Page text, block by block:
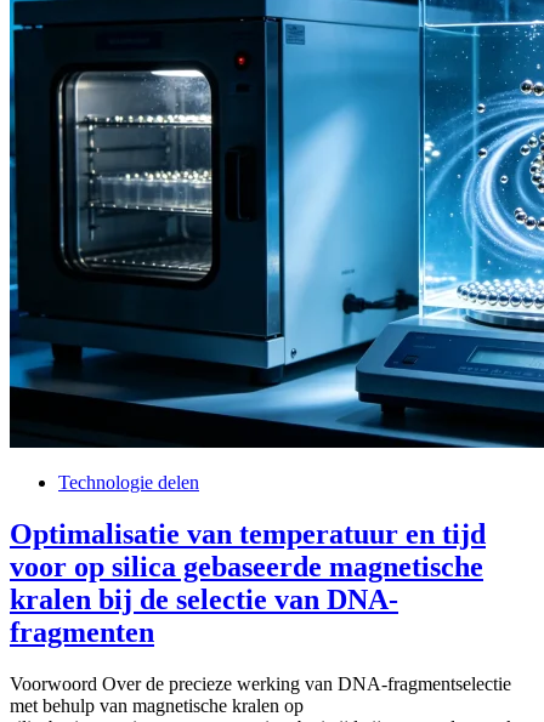
Technologie delen
Optimalisatie van temperatuur en tijd
voor op silica gebaseerde magnetische
kralen bij de selectie van DNA-
fragmenten
Voorwoord Over de precieze werking van DNA-fragmentselectie
met behulp van magnetische kralen op